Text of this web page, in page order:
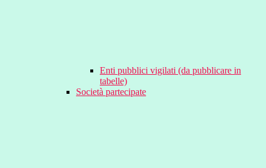
Enti pubblici vigilati (da pubblicare in
tabelle)
Società partecipate